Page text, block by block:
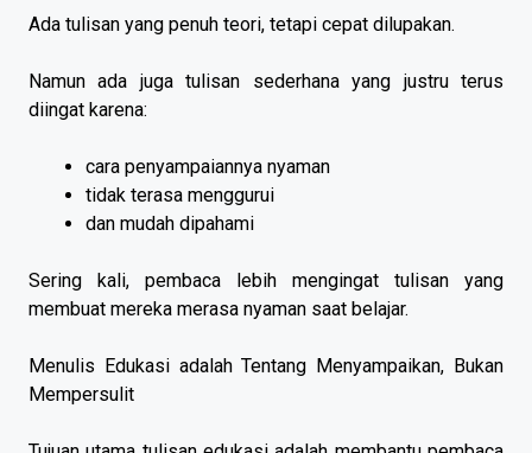
Ada tulisan yang penuh teori, tetapi cepat dilupakan.
Namun ada juga tulisan sederhana yang justru terus
diingat karena:
cara penyampaiannya nyaman
tidak terasa menggurui
dan mudah dipahami
Sering kali, pembaca lebih mengingat tulisan yang
membuat mereka merasa nyaman saat belajar.
Menulis Edukasi adalah Tentang Menyampaikan, Bukan
Mempersulit